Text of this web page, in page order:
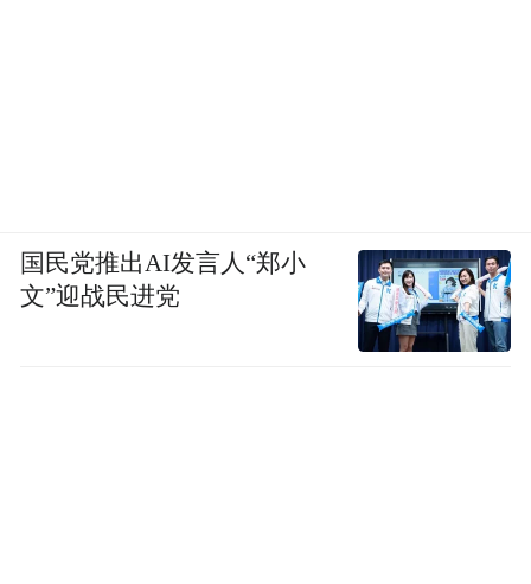
国民党推出AI发言人“郑小
文”迎战民进党